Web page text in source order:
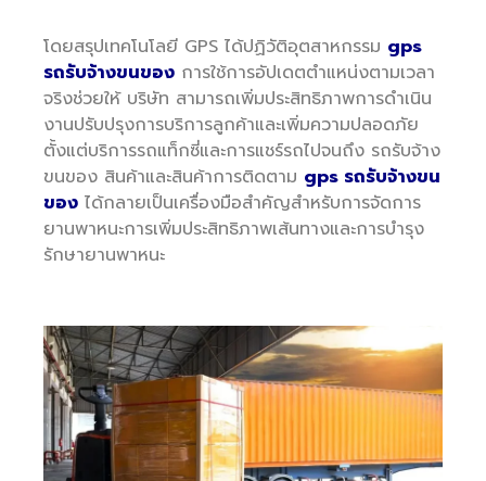
โดยสรุปเทคโนโลยี GPS ได้ปฏิวัติอุตสาหกรรม gps
รถรับจ้างขนของ การใช้การอัปเดตตำแหน่งตามเวลา
จริงช่วยให้ บริษัท สามารถเพิ่มประสิทธิภาพการดำเนิน
งานปรับปรุงการบริการลูกค้าและเพิ่มความปลอดภัย
ตั้งแต่บริการรถแท็กซี่และการแชร์รถไปจนถึง รถรับจ้าง
ขนของ สินค้าและสินค้าการติดตาม gps รถรับจ้างขน
ของ ได้กลายเป็นเครื่องมือสำคัญสำหรับการจัดการ
ยานพาหนะการเพิ่มประสิทธิภาพเส้นทางและการบำรุง
รักษายานพาหนะ